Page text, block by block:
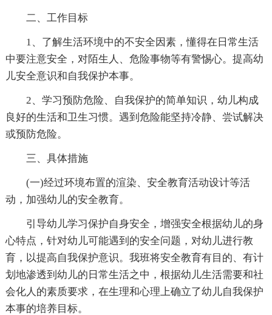
二、工作目标
1、了解生活环境中的不安全因素，懂得在日常生活
中要注意安全，对陌生人、危险事物等有警惕心。提高幼
儿安全意识和自我保护本事。
2、学习预防危险、自我保护的简单知识，幼儿构成
良好的生活和卫生习惯。遇到危险能坚持冷静、尝试解决
或预防危险。
三、具体措施
(一)经过环境布置的渲染、安全教育活动设计等活
动，加强幼儿的安全教育。
引导幼儿学习保护自身安全，增强安全根据幼儿的身
心特点，针对幼儿可能遇到的安全问题，对幼儿进行教
育，以提高自我保护意识。我班将安全教育有目的、有计
划地渗透到幼儿的日常生活之中，根据幼儿生活需要和社
会化人的素质要求，在生理和心理上确立了幼儿自我保护
本事的培养目标。